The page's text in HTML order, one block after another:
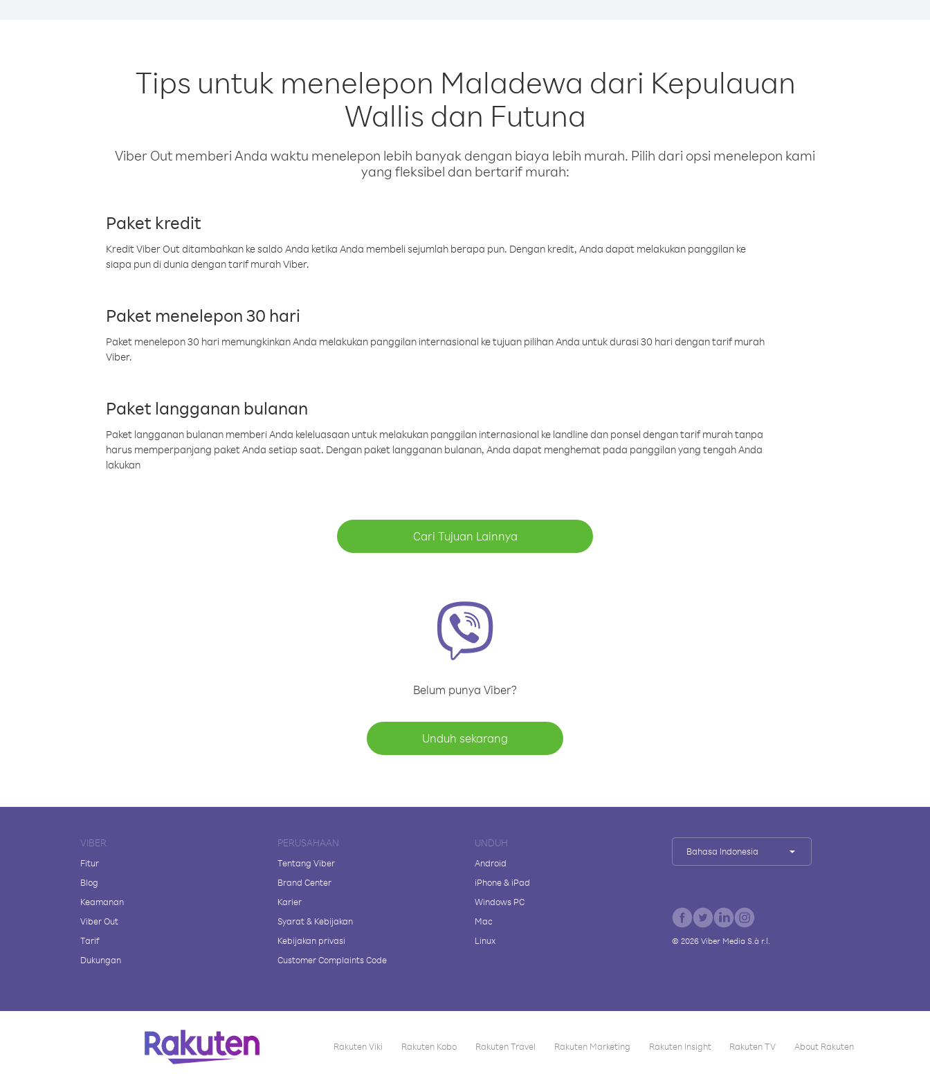
Tips untuk menelepon Maladewa dari Kepulauan
Wallis dan Futuna
Viber Out memberi Anda waktu menelepon lebih banyak dengan biaya lebih murah. Pilih dari opsi menelepon kami
yang fleksibel dan bertarif murah:
Paket kredit
Kredit Viber Out ditambahkan ke saldo Anda ketika Anda membeli sejumlah berapa pun. Dengan kredit, Anda dapat melakukan panggilan ke
siapa pun di dunia dengan tarif murah Viber.
Paket menelepon 30 hari
Paket menelepon 30 hari memungkinkan Anda melakukan panggilan internasional ke tujuan pilihan Anda untuk durasi 30 hari dengan tarif murah
Viber.
Paket langganan bulanan
Paket langganan bulanan memberi Anda keleluasaan untuk melakukan panggilan internasional ke landline dan ponsel dengan tarif murah tanpa
harus memperpanjang paket Anda setiap saat. Dengan paket langganan bulanan, Anda dapat menghemat pada panggilan yang tengah Anda
lakukan
Cari Tujuan Lainnya
Belum punya Viber?
Unduh sekarang
VIBER
Fitur
Blog
Keamanan
Viber Out
Tarif
Dukungan
PERUSAHAAN
Tentang Viber
Brand Center
Karier
Syarat & Kebijakan
Kebijakan privasi
Customer Complaints Code
UNDUH
Android
iPhone & iPad
Windows PC
Mac
Linux
Bahasa Indonesia
© 2026 Viber Media S.à r.l.
Rakuten Viki Rakuten Kobo Rakuten Travel Rakuten Marketing Rakuten Insight Rakuten TV About Rakuten